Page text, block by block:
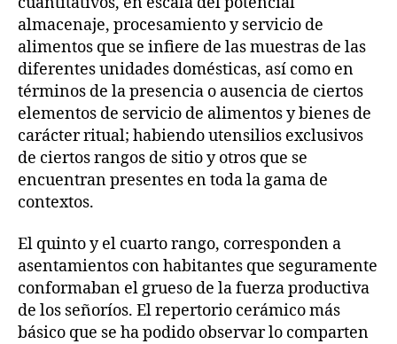
almacenaje, procesamiento y servicio de
alimentos que se infiere de las muestras de las
diferentes unidades domésticas, así como en
términos de la presencia o ausencia de ciertos
elementos de servicio de alimentos y bienes de
carácter ritual; habiendo utensilios exclusivos
de ciertos rangos de sitio y otros que se
encuentran presentes en toda la gama de
contextos.
El quinto y el cuarto rango, corresponden a
asentamientos con habitantes que seguramente
conformaban el grueso de la fuerza productiva
de los señoríos. El repertorio cerámico más
básico que se ha podido observar lo comparten